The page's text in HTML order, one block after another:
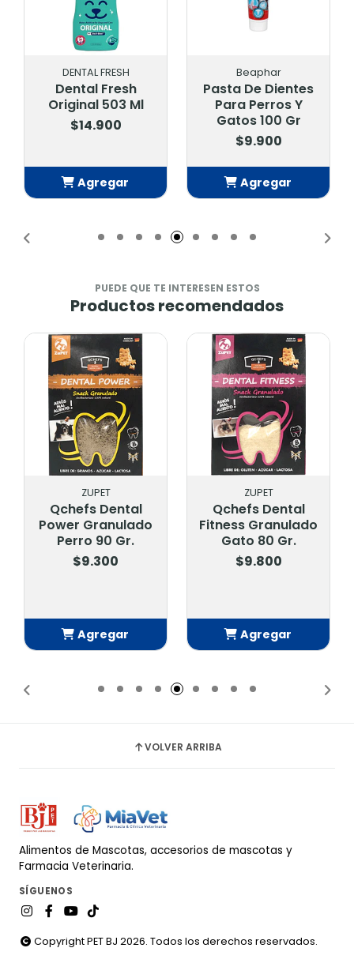
DENTAL FRESH
Fresh
503 Ml
Agregar
Pasta De Dientes
Para Perros Y
Gatos 100 Gr
Agregar
PUEDE QUE TE INTERESEN ESTOS
Productos recomendados
ZUPET
Qchefs Dental
Power Granulado
Perro 90 Gr.
$9.300
Agregar
ZUPET
Qchefs Dental
Fitness Granulado
Gato 80 Gr.
$9.800
Agregar
VOLVER ARRIBA
Alimentos de Mascotas, accesorios de mascotas y
Farmacia Veterinaria.
SÍGUENOS
Copyright PET BJ 2026. Todos los derechos reservados.